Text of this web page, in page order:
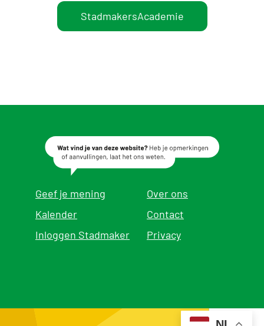
StadmakersAcademie
Geef je mening
Kalender
Inloggen Stadmaker
Over ons
Contact
Privacy